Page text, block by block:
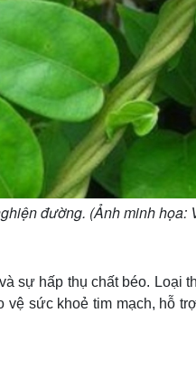
đường. (Ảnh minh họa:
sự hấp thụ chất béo. Loại
vệ sức khoẻ tim mạch, hỗ